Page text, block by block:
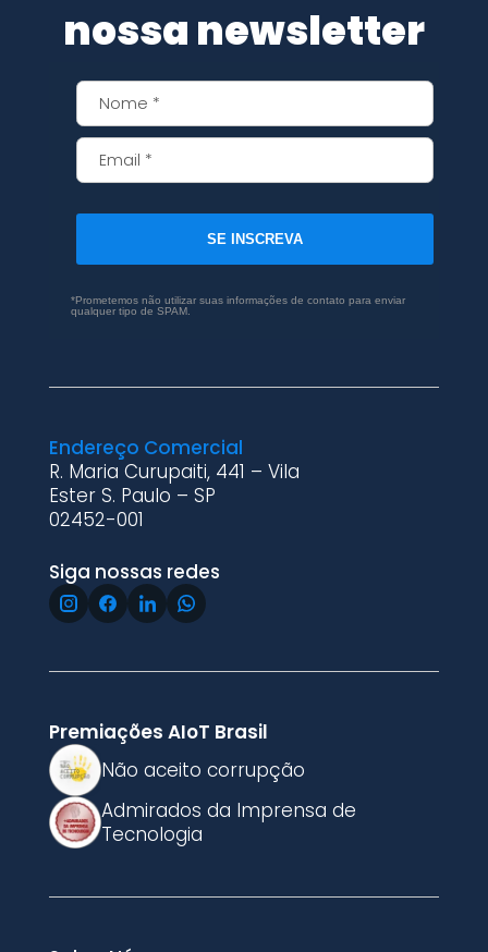
nossa newsletter
SE INSCREVA
*Prometemos não utilizar suas informações de contato para enviar
qualquer tipo de SPAM.
Endereço Comercial
R. Maria Curupaiti, 441 – Vila
Ester S. Paulo – SP
02452-001
Siga nossas redes
Premiações AIoT Brasil
Não aceito corrupção
Admirados da Imprensa de
Tecnologia